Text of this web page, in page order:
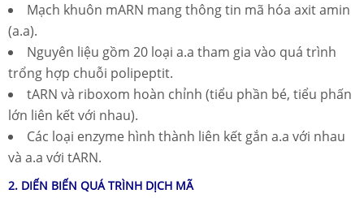
Mạch khuôn mARN mang thông tin mã hóa axit amin
(a.a).
Nguyên liệu gồm 20 loại a.a tham gia vào quá trình
trổng hợp chuỗi polipeptit.
tARN và riboxom hoàn chỉnh (tiểu phần bé, tiểu phấn
lớn liên kết với nhau).
Các loại enzyme hình thành liên kết gắn a.a với nhau
và a.a với tARN.
2. DIẾN BIẾN QUÁ TRÌNH DỊCH MÃ